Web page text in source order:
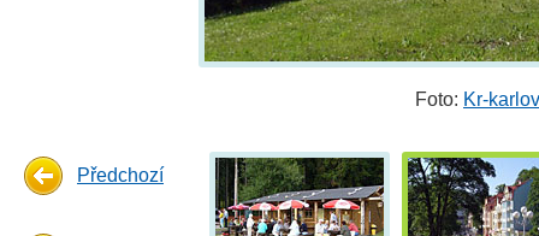
Foto: Kr-
Předchozí